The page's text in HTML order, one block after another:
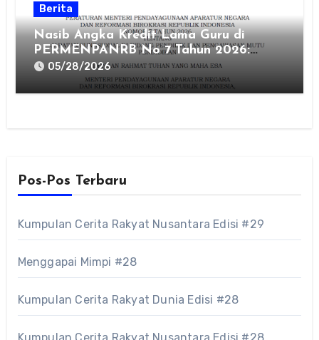
Berita
Nasib Angka Kredit Lama Guru di
PERMENPANRB No 7 Tahun 2026:
Hangus atau Aman?
05/28/2026
Pos-Pos Terbaru
Kumpulan Cerita Rakyat Nusantara Edisi #29
Menggapai Mimpi #28
Kumpulan Cerita Rakyat Dunia Edisi #28
Kumpulan Cerita Rakyat Nusantara Edisi #28